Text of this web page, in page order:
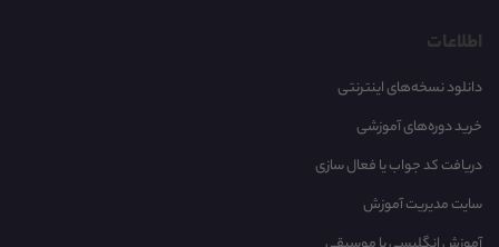
اطلاعات
دانلود نسخه‌های اینترنتی
خرید دوره‌های آموزشی
دریافت کد جواب یا فعال سازی
سایت مدیریت آموزش